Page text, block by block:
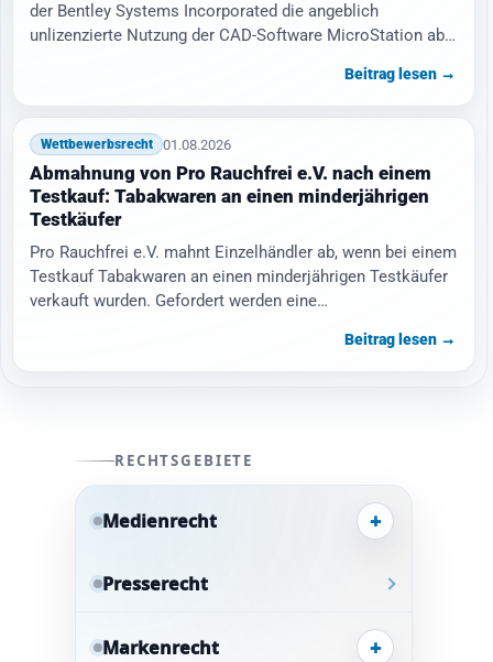
der Bentley Systems Incorporated die angeblich
unlizenzierte Nutzung der CAD-Software MicroStation ab.
Beitrag lesen →
Wettbewerbsrecht 01.08.2026
Abmahnung von Pro Rauchfrei e.V. nach einem
Testkauf: Tabakwaren an einen minderjährigen
Testkäufer
Pro Rauchfrei e.V. mahnt Einzelhändler ab, wenn bei einem
Testkauf Tabakwaren an einen minderjährigen Testkäufer
verkauft wurden. Gefordert werden eine…
Beitrag lesen →
RECHTSGEBIETE
Medienrecht +
Presserecht
Markenrecht +